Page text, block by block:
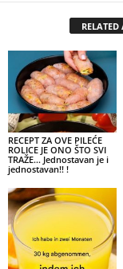
RELATED
RECEPT ZA OVE PILEĆE
ROLICE JE ONO ŠTO SVI
TRAŽE… Jednostavan je i
jednostavan!! !